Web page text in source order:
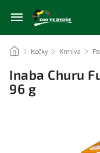
/ Kočky / Krmiva /
Inaba Churu
96 g